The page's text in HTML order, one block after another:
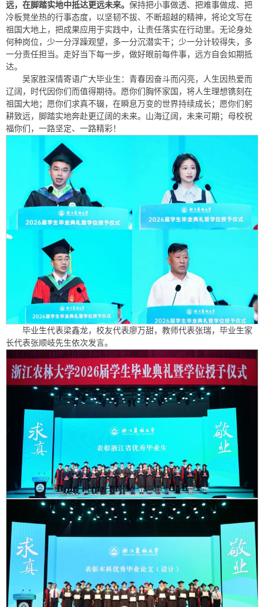
远，在脚踏实地中抵达更远未来。 保持把小事做透、把难事做成、把
冷板凳坐热的行事态度，以坚韧不拔、不断超越的精神，将论文写在
祖国大地上，把成果应用于实践中，让责任落实在行动里。无论身处
何种岗位，少一分浮躁观望，多一分沉潜实干；少一分计较得失，多
一分责任担当。走好当下每一步，做好眼前每件事，远方自会如期抵
达。
吴家胜深情寄语广大毕业生：青春因奋斗而闪亮，人生因热爱而
辽阔，时代因你们而值得期待。 愿你们胸怀家国，将人生理想镌刻在
祖国大地；愿你们求真不辍，在瞬息万变的世界持续成长；愿你们躬
耕致远，脚踏实地奔赴更辽阔的未来。山海辽阔，未来可期；母校祝
福你们，一路坚定、一路精彩！
毕业生代表梁鑫龙，校友代表廖万甜，教师代表张瑞，毕业生家
长代表张顺岐先生依次发言。